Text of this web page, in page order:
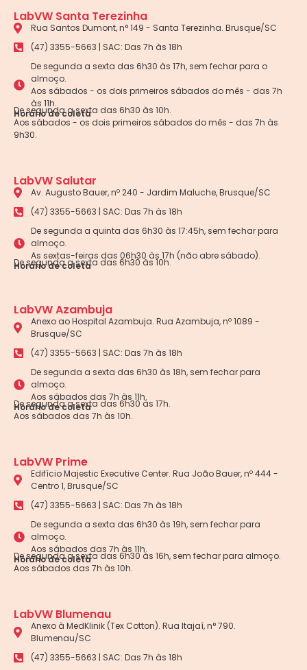
LabVW Santa Terezinha
Rua Santos Dumont, n° 149 - Santa Terezinha. Brusque/SC
(47) 3355-5663 | SAC: Das 7h às 18h
De segunda a sexta das 6h30 às 17h, sem fechar para o
almoço.
Aos sábados - os dois primeiros sábados do mês - das 7h
às 11h.
Horário de coleta
De segunda a sexta das 6h30 às 10h.
Aos sábados - os dois primeiros sábados do mês - das 7h às
9h30.
LabVW Salutar
Av. Augusto Bauer, nº 240 - Jardim Maluche, Brusque/SC
(47) 3355-5663 | SAC: Das 7h às 18h
De segunda a quinta das 6h30 às 17:45h, sem fechar para
almoço.
As sextas-feiras das 06h30 às 17h (não abre sábado).
Horário de coleta
De segunda a sexta das 6h30 às 10h.
LabVW Azambuja
Anexo ao Hospital Azambuja. Rua Azambuja, nº 1089 -
Brusque/SC
(47) 3355-5663 | SAC: Das 7h às 18h
De segunda a sexta das 6h30 às 18h, sem fechar para
almoço.
Aos sábados das 7h às 11h.
Horário de coleta
De segunda a sexta das 6h30 às 17h.
Aos sábados das 7h às 10h.
LabVW Prime
Edifício Majestic Executive Center. Rua João Bauer, nº 444 -
Centro 1, Brusque/SC
(47) 3355-5663 | SAC: Das 7h às 18h
De segunda a sexta das 6h30 às 19h, sem fechar para
almoço.
Aos sábados das 7h às 11h.
Horário de coleta
De segunda a sexta das 6h30 às 16h, sem fechar para almoço.
Aos sábados das 7h às 10h.
LabVW Blumenau
Anexo à MedKlinik (Tex Cotton). Rua Itajaí, n° 790.
Blumenau/SC
(47) 3355-5663 | SAC: Das 7h às 18h